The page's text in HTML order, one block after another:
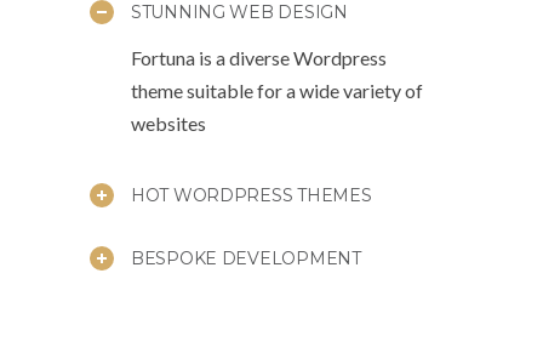
STUNNING WEB DESIGN
Fortuna is a diverse Wordpress
theme suitable for a wide variety of
websites
HOT WORDPRESS THEMES
BESPOKE DEVELOPMENT